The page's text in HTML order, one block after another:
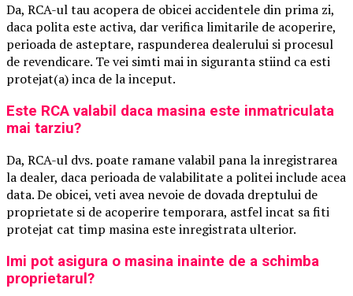
Da, RCA-ul tau acopera de obicei accidentele din prima zi,
daca polita este activa, dar verifica limitarile de acoperire,
perioada de asteptare, raspunderea dealerului si procesul
de revendicare. Te vei simti mai in siguranta stiind ca esti
protejat(a) inca de la inceput.
Este RCA valabil daca masina este inmatriculata
mai tarziu?
Da, RCA-ul dvs. poate ramane valabil pana la inregistrarea
la dealer, daca perioada de valabilitate a politei include acea
data. De obicei, veti avea nevoie de dovada dreptului de
proprietate si de acoperire temporara, astfel incat sa fiti
protejat cat timp masina este inregistrata ulterior.
Imi pot asigura o masina inainte de a schimba
proprietarul?